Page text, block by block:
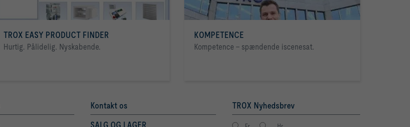
TROX EASY PRODUCT FINDER
Hurtig. Pålidelig. Nyskabende.
KOMPETENCE
Kompetence - spændende iscenesat.
Kontakt os
SALG OG LAGER
TROX Nyhedsbrev